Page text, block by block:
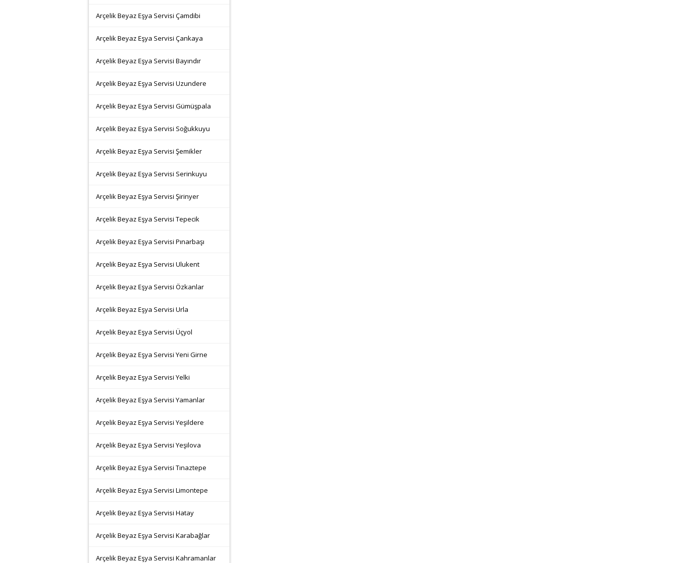
Arçelik Beyaz Eşya Servisi Çamdibi
Arçelik Beyaz Eşya Servisi Çankaya
Arçelik Beyaz Eşya Servisi Bayındır
Arçelik Beyaz Eşya Servisi Uzundere
Arçelik Beyaz Eşya Servisi Gümüşpala
Arçelik Beyaz Eşya Servisi Soğukkuyu
Arçelik Beyaz Eşya Servisi Şemikler
Arçelik Beyaz Eşya Servisi Serinkuyu
Arçelik Beyaz Eşya Servisi Şirinyer
Arçelik Beyaz Eşya Servisi Tepecik
Arçelik Beyaz Eşya Servisi Pınarbaşı
Arçelik Beyaz Eşya Servisi Ulukent
Arçelik Beyaz Eşya Servisi Özkanlar
Arçelik Beyaz Eşya Servisi Urla
Arçelik Beyaz Eşya Servisi Üçyol
Arçelik Beyaz Eşya Servisi Yeni Girne
Arçelik Beyaz Eşya Servisi Yelki
Arçelik Beyaz Eşya Servisi Yamanlar
Arçelik Beyaz Eşya Servisi Yeşildere
Arçelik Beyaz Eşya Servisi Yeşilova
Arçelik Beyaz Eşya Servisi Tınaztepe
Arçelik Beyaz Eşya Servisi Limontepe
Arçelik Beyaz Eşya Servisi Hatay
Arçelik Beyaz Eşya Servisi Karabağlar
Arçelik Beyaz Eşya Servisi Kahramanlar